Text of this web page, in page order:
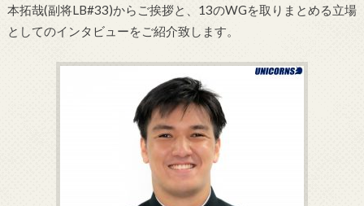
本拓哉(副将LB#33)からご挨拶と、13のWGを取りまとめる立場
としてのインタビューをご紹介致します。